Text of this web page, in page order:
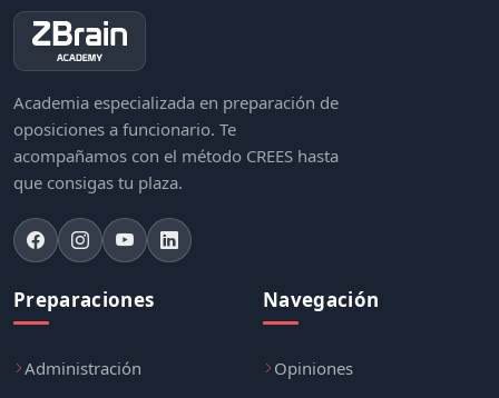
Academia especializada en preparación de
oposiciones a funcionario. Te
acompañamos con el método CREES hasta
que consigas tu plaza.
Preparaciones
Administración
Navegación
Opiniones